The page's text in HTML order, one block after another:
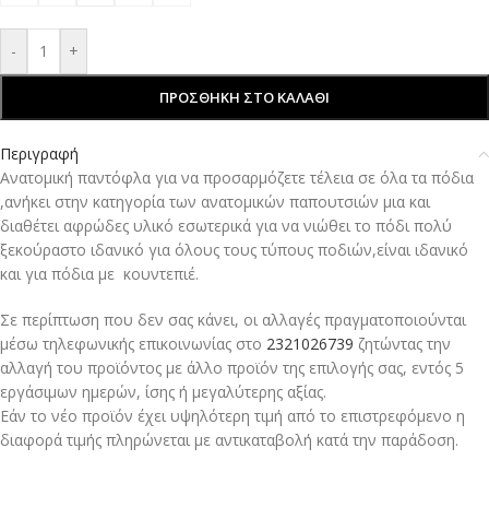
- +
ΠΡΟΣΘΉΚΗ ΣΤΟ ΚΑΛΆΘΙ
Περιγραφή
Aνατομική παντόφλα για να προσαρμόζετε τέλεια σε όλα τα πόδια
,ανήκει στην κατηγορία των ανατομικών παπουτσιών μια και
διαθέτει αφρώδες υλικό εσωτερικά για να νιώθει το πόδι πολύ
ξεκούραστο ιδανικό για όλους τους τύπους ποδιών,είναι ιδανικό
και για πόδια με κουντεπιέ.
Σε περίπτωση που δεν σας κάνει, οι αλλαγές πραγματοποιούνται
μέσω τηλεφωνικής επικοινωνίας στο 2321026739 ζητώντας την
αλλαγή του προϊόντος με άλλο προϊόν της επιλογής σας, εντός 5
εργάσιμων ημερών, ίσης ή μεγαλύτερης αξίας.
Εάν το νέο προϊόν έχει υψηλότερη τιμή από το επιστρεφόμενο η
διαφορά τιμής πληρώνεται με αντικαταβολή κατά την παράδοση.